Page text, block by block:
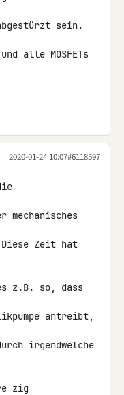
sein.
alle MOSFETs
2020-01-24 10:07#6118597
mechanisches
Zeit hat
z.B. so, dass
antreibt,
irgendwelche
zig